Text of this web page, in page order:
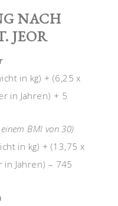
NACH
JEOR
in kg) + (6,25 x
in Jahren) + 5
BMI von 30)
in kg) + (13,75 x
in Jahren) – 745